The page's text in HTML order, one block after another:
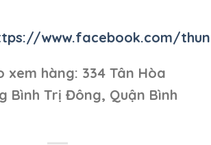
www.facebook.com/
xem hàng: 334 Tân Hòa
Bình Trị Đông, Quận Bình